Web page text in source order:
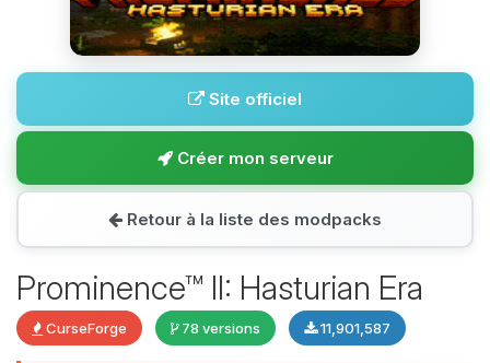
Site officiel
Créer mon serveur
Retour à la liste des modpacks
Prominence™ II: Hasturian Era
CurseForge 78 versions 11,901,587